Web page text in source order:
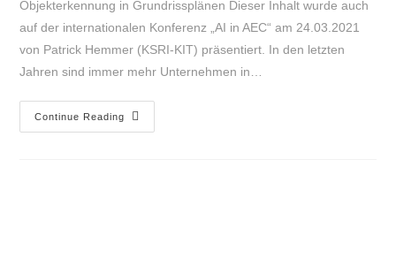
Objekterkennung in Grundrissplänen Dieser Inhalt wurde auch
auf der internationalen Konferenz „AI in AEC“ am 24.03.2021
von Patrick Hemmer (KSRI-KIT) präsentiert. In den letzten
Jahren sind immer mehr Unternehmen in…
Continue Reading